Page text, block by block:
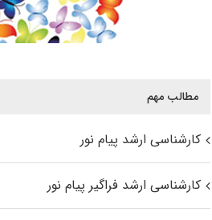
مطالب مهم
کارشناسی ارشد پیام نور
کارشناسی ارشد فراگیر پیام نور